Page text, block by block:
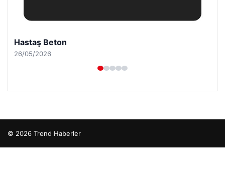
Hastaş Beton
26/05/2026
© 2026 Trend Haberler